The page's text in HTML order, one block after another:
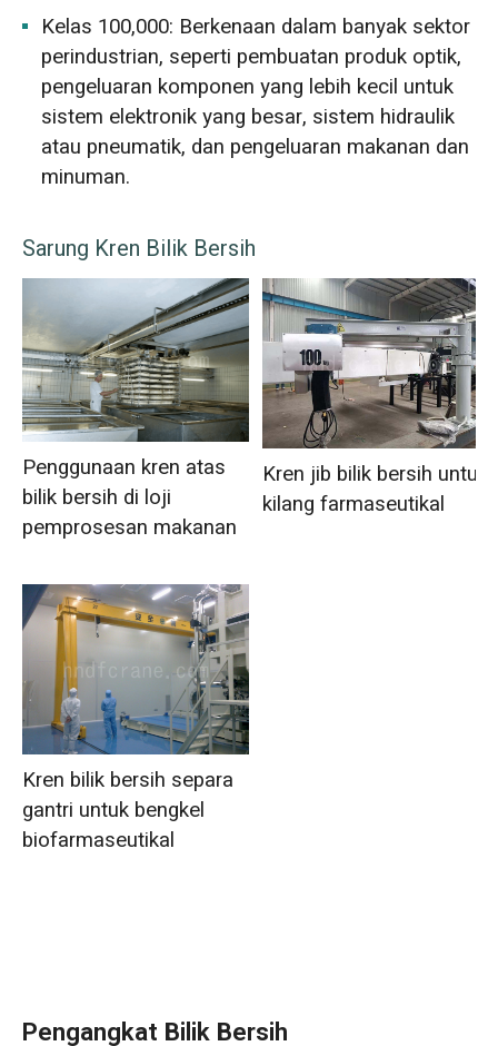
Kelas 100,000: Berkenaan dalam banyak sektor
perindustrian, seperti pembuatan produk optik,
pengeluaran komponen yang lebih kecil untuk
sistem elektronik yang besar, sistem hidraulik
atau pneumatik, dan pengeluaran makanan dan
minuman.
Sarung Kren Bilik Bersih
Penggunaan kren atas
bilik bersih di loji
pemprosesan makanan
Kren jib bilik bersih untuk
kilang farmaseutikal
Kren bilik bersih separa
gantri untuk bengkel
biofarmaseutikal
Pengangkat Bilik Bersih